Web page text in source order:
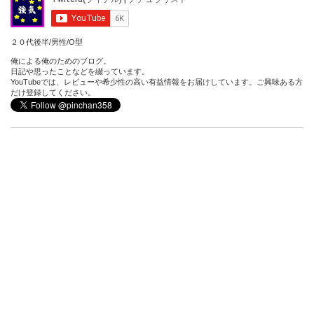
２０代後半/男性/O型
俺による俺のためのブログ。
日記や思ったことなどを綴っています。
YouTubeでは、レビューや希少性の高い有益情報をお届けしています。ご興味ある方
だけ登録してください。